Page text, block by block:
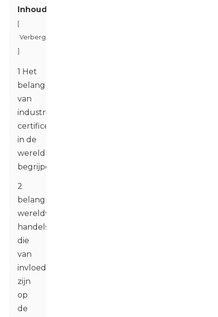
Inhoudsopgave
[
Verbergen
]
1 Het
belang
van
industriële
certificeringen
in de
wereldhandel
begrijpen
2
belangrijke
wereldwijde
handelsregels
die
van
invloed
zijn
op
de